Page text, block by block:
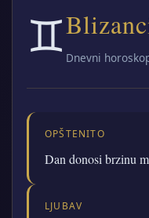
♊ Dnevni
OPŠTENITO
Dan donosi brzinu
LJUBAV